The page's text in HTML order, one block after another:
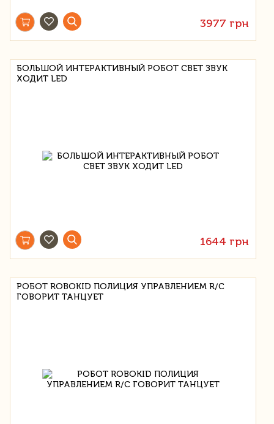
3977 грн
БОЛЬШОЙ ИНТЕРАКТИВНЫЙ РОБОТ СВЕТ ЗВУК
ХОДИТ LED
1644 грн
РОБОТ ROBOKID ПОЛИЦИЯ УПРАВЛЕНИЕМ R/C
ГОВОРИТ ТАНЦУЕТ